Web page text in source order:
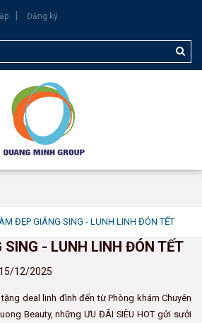
Đăng ký
ĐẸP GIÁNG SING - LUNH LINH ĐÓN TẾT
SING - LUNH LINH ĐÓN TẾT
15/12/2025
deal linh đình đến từ Phòng khám Chuyên
Beauty, những ƯU ĐÃI SIÊU HOT gửi sưởi